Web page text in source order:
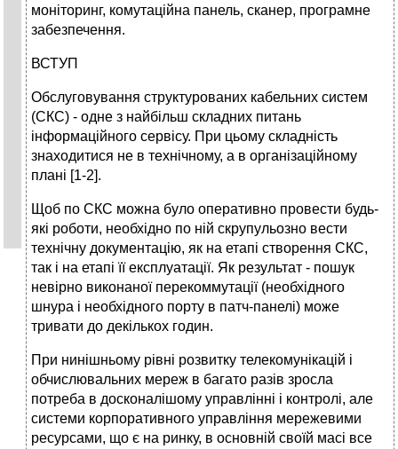
моніторинг, комутаційна панель, сканер, програмне
забезпечення.
ВСТУП
Обслуговування структурованих кабельних систем
(СКС) - одне з найбільш складних питань
інформаційного сервісу. При цьому складність
знаходитися не в технічному, а в організаційному
плані [1-2].
Щоб по СКС можна було оперативно провести будь-
які роботи, необхідно по ній скрупульозно вести
технічну документацію, як на етапі створення СКС,
так і на етапі її експлуатації. Як результат - пошук
невірно виконаної перекоммутації (необхідного
шнура і необхідного порту в патч-панелі) може
тривати до декількох годин.
При нинішньому рівні розвитку телекомунікацій і
обчислювальних мереж в багато разів зросла
потреба в досконалішому управлінні і контролі, але
системи корпоративного управління мережевими
ресурсами, що є на ринку, в основній своїй масі все